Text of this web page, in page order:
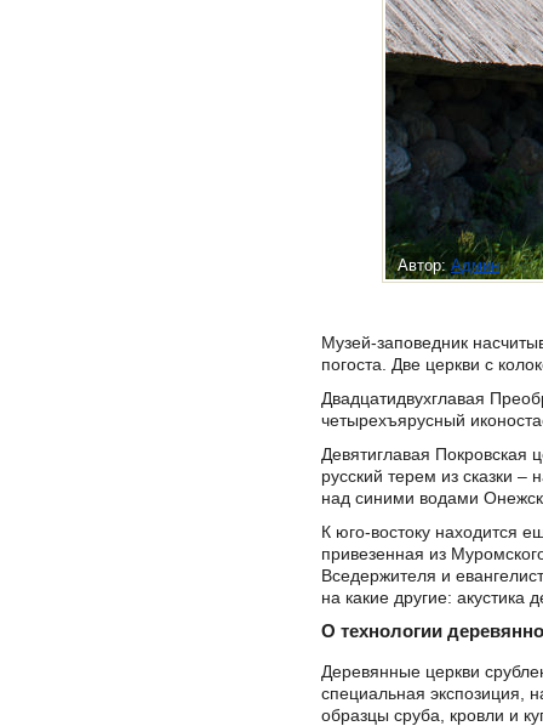
Автор: Админ
Музей-заповедник
погоста. Две церкви с
Двадцатидвухглавая
четырехъярусный
Девятиглавая Покровская
русский терем из сказки
над синими водами
К юго-востоку находится
привезенная из
Вседержителя и
на какие другие: акустика
О технологии
Деревянные церкви
специальная экспозиция,
образцы сруба, кровли и